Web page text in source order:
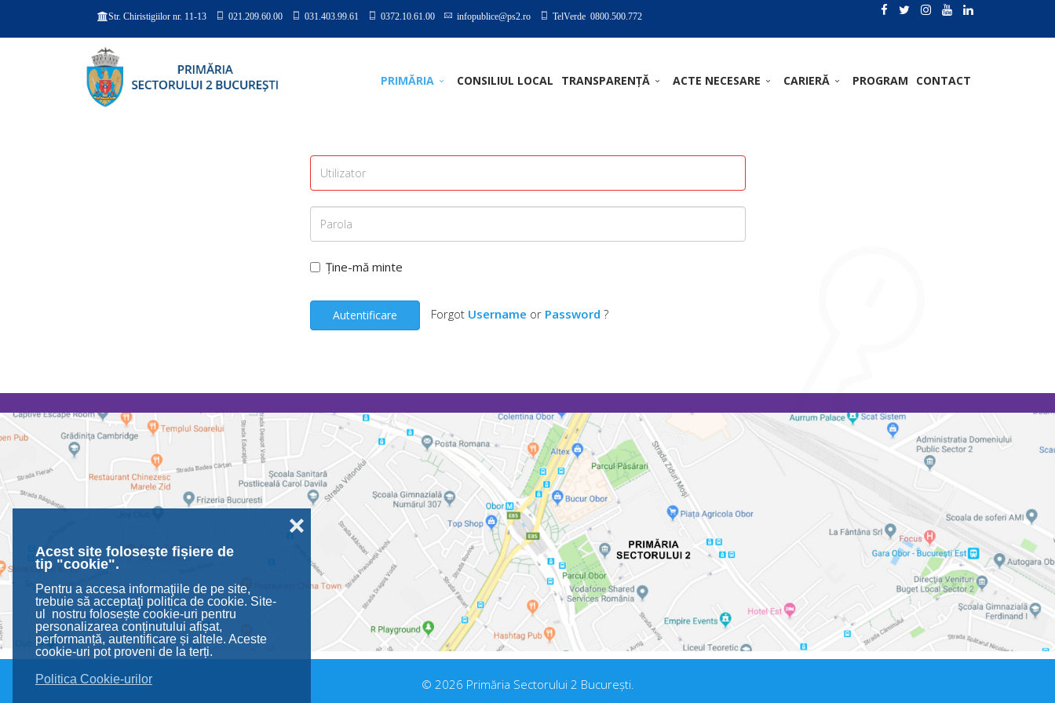
Acest site folosește fișiere de
tip "cookie".
Pentru a accesa informaţiile de pe site,
trebuie să acceptaţi politica de cookie. Site-
ul nostru folosește cookie-uri pentru
personalizarea conținutului afișat,
performanță, autentificare și altele. Aceste
cookie-uri pot proveni de la terți.
Politica Cookie-urilor
❌
Str. Chiristigiilor nr. 11-13 021.209.60.00 031.403.99.61 0372.10.61.00 infopublice@ps2.ro TelVerde 0800.500.772
PRIMĂRIA CONSILIUL LOCAL TRANSPARENȚĂ ACTE NECESARE CARIERĂ PROGRAM CONTACT
Ține-mă minte
Autentificare Forgot Username or Password ?
© 2026 Primăria Sectorului 2 București.